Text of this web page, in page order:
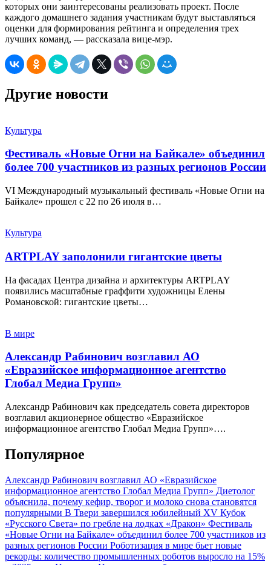
которых они заинтересованы реализовать проект. После
каждого домашнего задания участникам будут выставляться
оценки для формирования рейтинга и определения трех
лучших команд, — рассказала вице-мэр.
Другие новости
Культура
Фестиваль «Новые Огни на Байкале» объединил
более 700 участников из разных регионов России
VI Международный музыкальный фестиваль «Новые Огни на
Байкале» прошел с 22 по 26 июля в…
Культура
ARTPLAY заполонили гигантские цветы
На фасадах Центра дизайна и архитектуры ARTPLAY
появились масштабные граффити художницы Елены
Романовской: гигантские цветы…
В мире
Александр Рабинович возглавил АО
«Евразийское информационное агентство
Глобал Медиа Групп»
Александр Рабинович как председатель совета директоров
возглавил акционерное общество «Евразийское
информационное агентство Глобал Медиа Групп»….
Популярное
Александр Рабинович возглавил АО «Евразийское
информационное агентство Глобал Медиа Групп» Диетолог
объяснила, почему кефир, творог и молоко снова становятся
популярными В Твери завершился юбилейный XV Кубок
«Русского Света» по гребле на лодках «Дракон» Фестиваль
«Новые Огни на Байкале» объединил более 700 участников из
разных регионов России Роботизация в мире бьет новые
рекорды: количество промышленных роботов выросло на 15%